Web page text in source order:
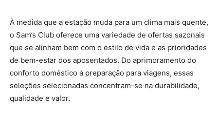
À medida que a estação muda para um clima mais quente,
o Sam’s Club oferece uma variedade de ofertas sazonais
que se alinham bem com o estilo de vida e as prioridades
de bem-estar dos aposentados. Do aprimoramento do
conforto doméstico à preparação para viagens, essas
seleções selecionadas concentram-se na durabilidade,
qualidade e valor.